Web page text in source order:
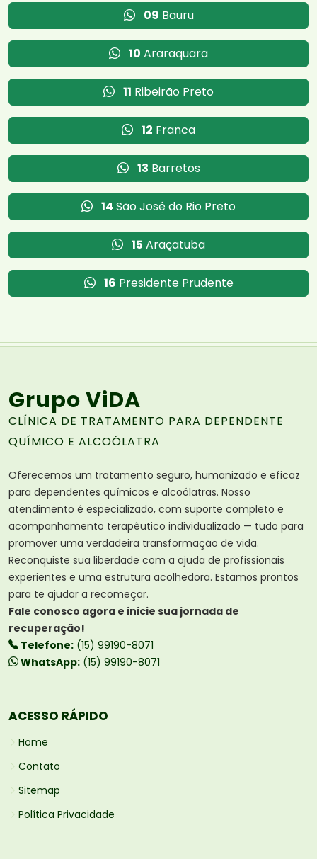
09 Bauru
10 Araraquara
11 Ribeirão Preto
12 Franca
13 Barretos
14 São José do Rio Preto
15 Araçatuba
16 Presidente Prudente
Grupo ViDA
CLÍNICA DE TRATAMENTO PARA DEPENDENTE
QUÍMICO E ALCOÓLATRA
Oferecemos um tratamento seguro, humanizado e eficaz
para dependentes químicos e alcoólatras. Nosso
atendimento é especializado, com suporte completo e
acompanhamento terapêutico individualizado — tudo para
promover uma verdadeira transformação de vida.
Reconquiste sua liberdade com a ajuda de profissionais
experientes e uma estrutura acolhedora. Estamos prontos
para te ajudar a recomeçar.
Fale conosco agora e inicie sua jornada de
recuperação!
Telefone: (15) 99190-8071
WhatsApp: (15) 99190-8071
ACESSO RÁPIDO
Home
Contato
Sitemap
Política Privacidade